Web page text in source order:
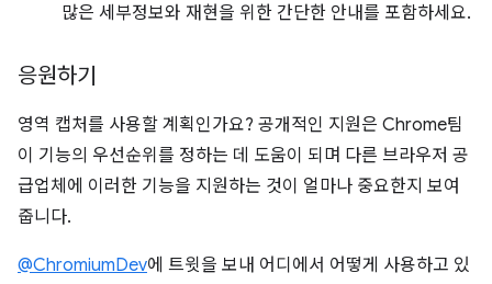
많은 세부정보와 재현을 위한 간단한 안내를 포함하세요.
응원하기
영역 캡처를 사용할 계획인가요? 공개적인 지원은 Chrome팀
이 기능의 우선순위를 정하는 데 도움이 되며 다른 브라우저 공
급업체에 이러한 기능을 지원하는 것이 얼마나 중요한지 보여
줍니다.
@ChromiumDev에 트윗을 보내 어디에서 어떻게 사용하고 있